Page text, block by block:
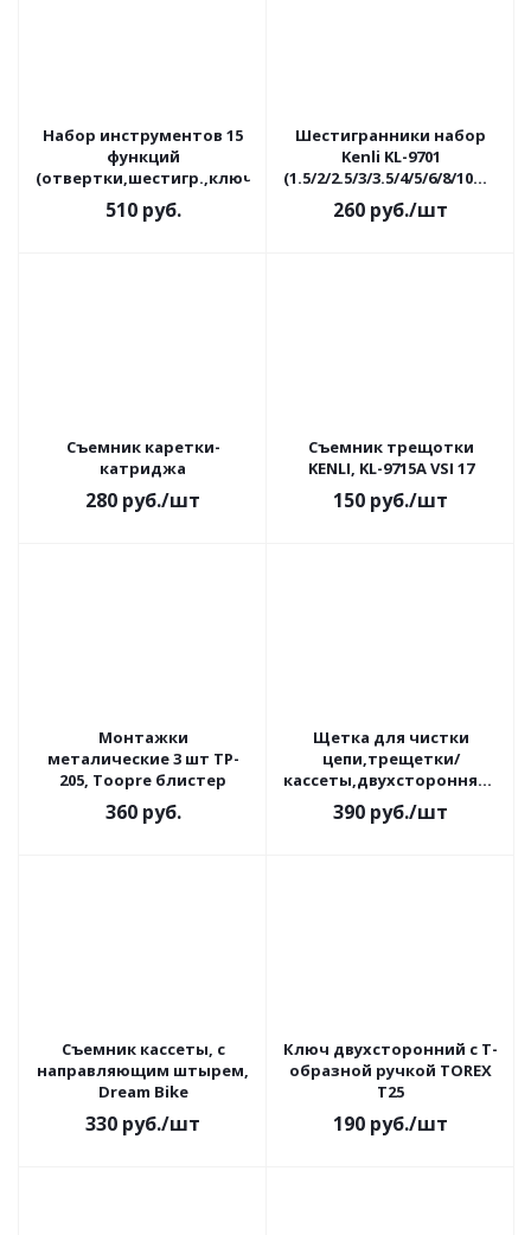
Набор инструментов 15
функций
(отвертки,шестигр.,ключи:2/2,5/3/4/5/6+8/9/10мм)
510руб.
Шестигранники набор
Kenli KL-9701
(1.5/2/2.5/3/3.5/4/5/6/8/10мм)
на кольце
260 руб./шт
Съемник каретки-
катриджа
280 руб./шт
Съемник трещотки
KENLI, KL-9715A VSI 17
150 руб./шт
Монтажки
металические 3 шт TP-
205, Toopre блистер
360руб.
Щетка для чистки
цепи,трещетки/
кассеты,двухсторонняя,с
тройным охватом KL-
7006 trix
390 руб./шт
Съемник кассеты, с
направляющим штырем,
Dream Bike
330 руб./шт
Ключ двухсторонний с Т-
образной ручкой TOREX
T25
190 руб./шт